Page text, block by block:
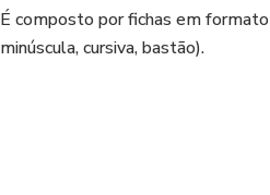
É composto por fichas em
minúscula, cursiva, bastão).